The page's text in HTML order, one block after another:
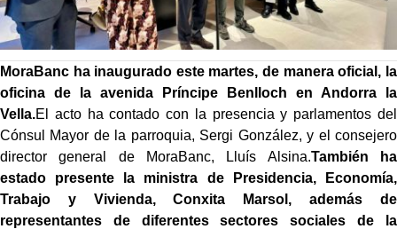
MoraBanc ha inaugurado este martes, de manera oficial, la
oficina de la avenida Príncipe Benlloch en Andorra la
Vella.El acto ha contado con la presencia y parlamentos del
Cónsul Mayor de la parroquia, Sergi González, y el consejero
director general de MoraBanc, Lluís Alsina.También ha
estado presente la ministra de Presidencia, Economía,
Trabajo y Vivienda, Conxita Marsol, además de
representantes de diferentes sectores sociales de la